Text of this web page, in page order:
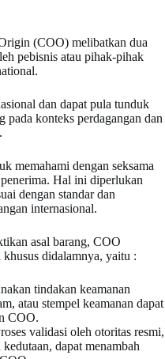
(COO) melibatkan dua
pebisnis atau pihak-pihak
dan dapat pula tunduk
pada konteks perdagangan dan
memahami dengan seksama
Hal ini diperlukan
dengan standar dan
internasional.
asal barang, COO
didalamnya, yaitu :
tindakan keamanan
atau stempel keamanan dapat
COO.
validasi oleh otoritas resmi,
dapat menambah